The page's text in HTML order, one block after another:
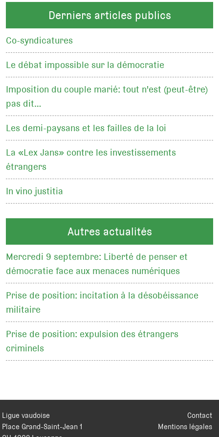
Derniers articles publics
Co-syndicatures
Le débat impossible sur la démocratie
Imposition du couple marié: tout n'est (peut-être)
pas dit…
Les demi-paysans et les failles de la loi
La «Lex Jans» contre les investissements
étrangers
In vino justitia
Autres actualités
Mercredi 9 septembre: Liberté de penser et
démocratie face aux menaces numériques
Prise de position: incitation à la désobéissance
militaire
Prise de position: expulsion des étrangers
criminels
Contact
Mentions légales
Ligue vaudoise
Place Grand-Saint-Jean 1